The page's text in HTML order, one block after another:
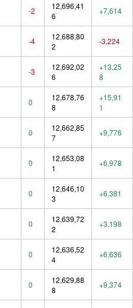
-2
12,696,41
6
+7,614
-4
12,688,80
2
-3,224
-3
12,692,02
6
+13,25
8
0
12,678,76
8
+15,91
1
0
12,662,85
7
+9,776
0
12,653,08
1
+6,978
0
12,646,10
3
+6,381
0
12,639,72
2
+3,198
0
12,636,52
4
+6,636
0
12,629,88
8
+9,374